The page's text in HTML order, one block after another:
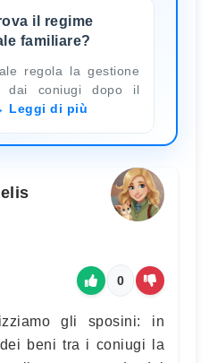
il regime
familiare?
regola la gestione
dai coniugi dopo il
Leggi di più
0
gli sposini: in
beni tra i coniugi la